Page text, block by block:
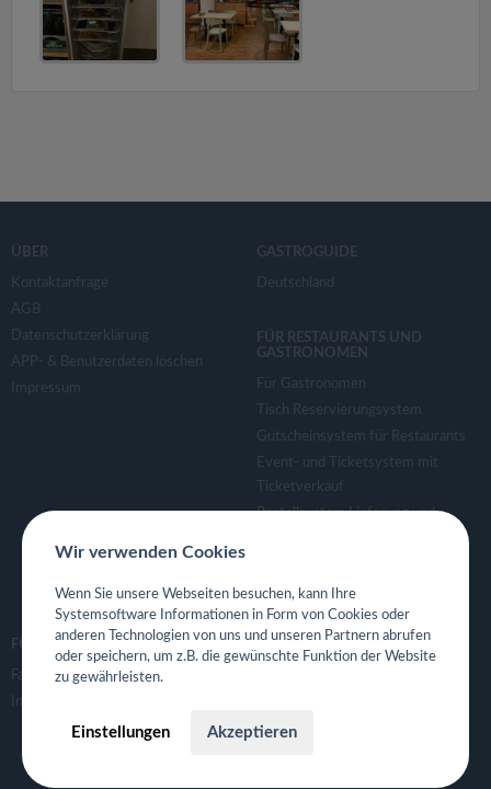
ÜBER
Kontaktanfrage
AGB
Datenschutzerklärung
APP- & Benutzerdaten löschen
Impressum
GASTROGUIDE
Deutschland
FÜR RESTAURANTS UND
GASTRONOMEN
Für Gastronomen
Tisch Reservierungsystem
Gutscheinsystem für Restaurants
Event- und Ticketsystem mit
Ticketverkauf
Bestellsystem Lieferung und
Eigene App für Restaurant
FOLGE UNS
Facebook
Instagram
Wir verwenden Cookies
Wenn Sie unsere Webseiten besuchen, kann Ihre
Systemsoftware Informationen in Form von Cookies oder
anderen Technologien von uns und unseren Partnern abrufen
oder speichern, um z.B. die gewünschte Funktion der Website
zu gewährleisten.
Einstellungen Akzeptieren
t